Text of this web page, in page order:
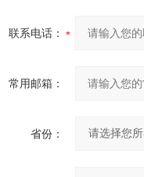
联系电话：
常用邮箱：
省份：